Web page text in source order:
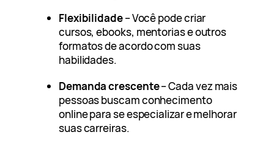
Flexibilidade– Você pode criar
cursos, ebooks, mentorias e outros
formatos de acordo com suas
habilidades.
Demanda crescente– Cada vez mais
pessoas buscam conhecimento
online para se especializar e melhorar
suas carreiras.